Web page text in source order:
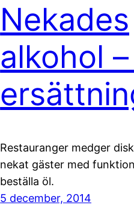
Nekades
alkohol
Restauranger medger
nekat gäster med
beställa öl.
5 december, 2014